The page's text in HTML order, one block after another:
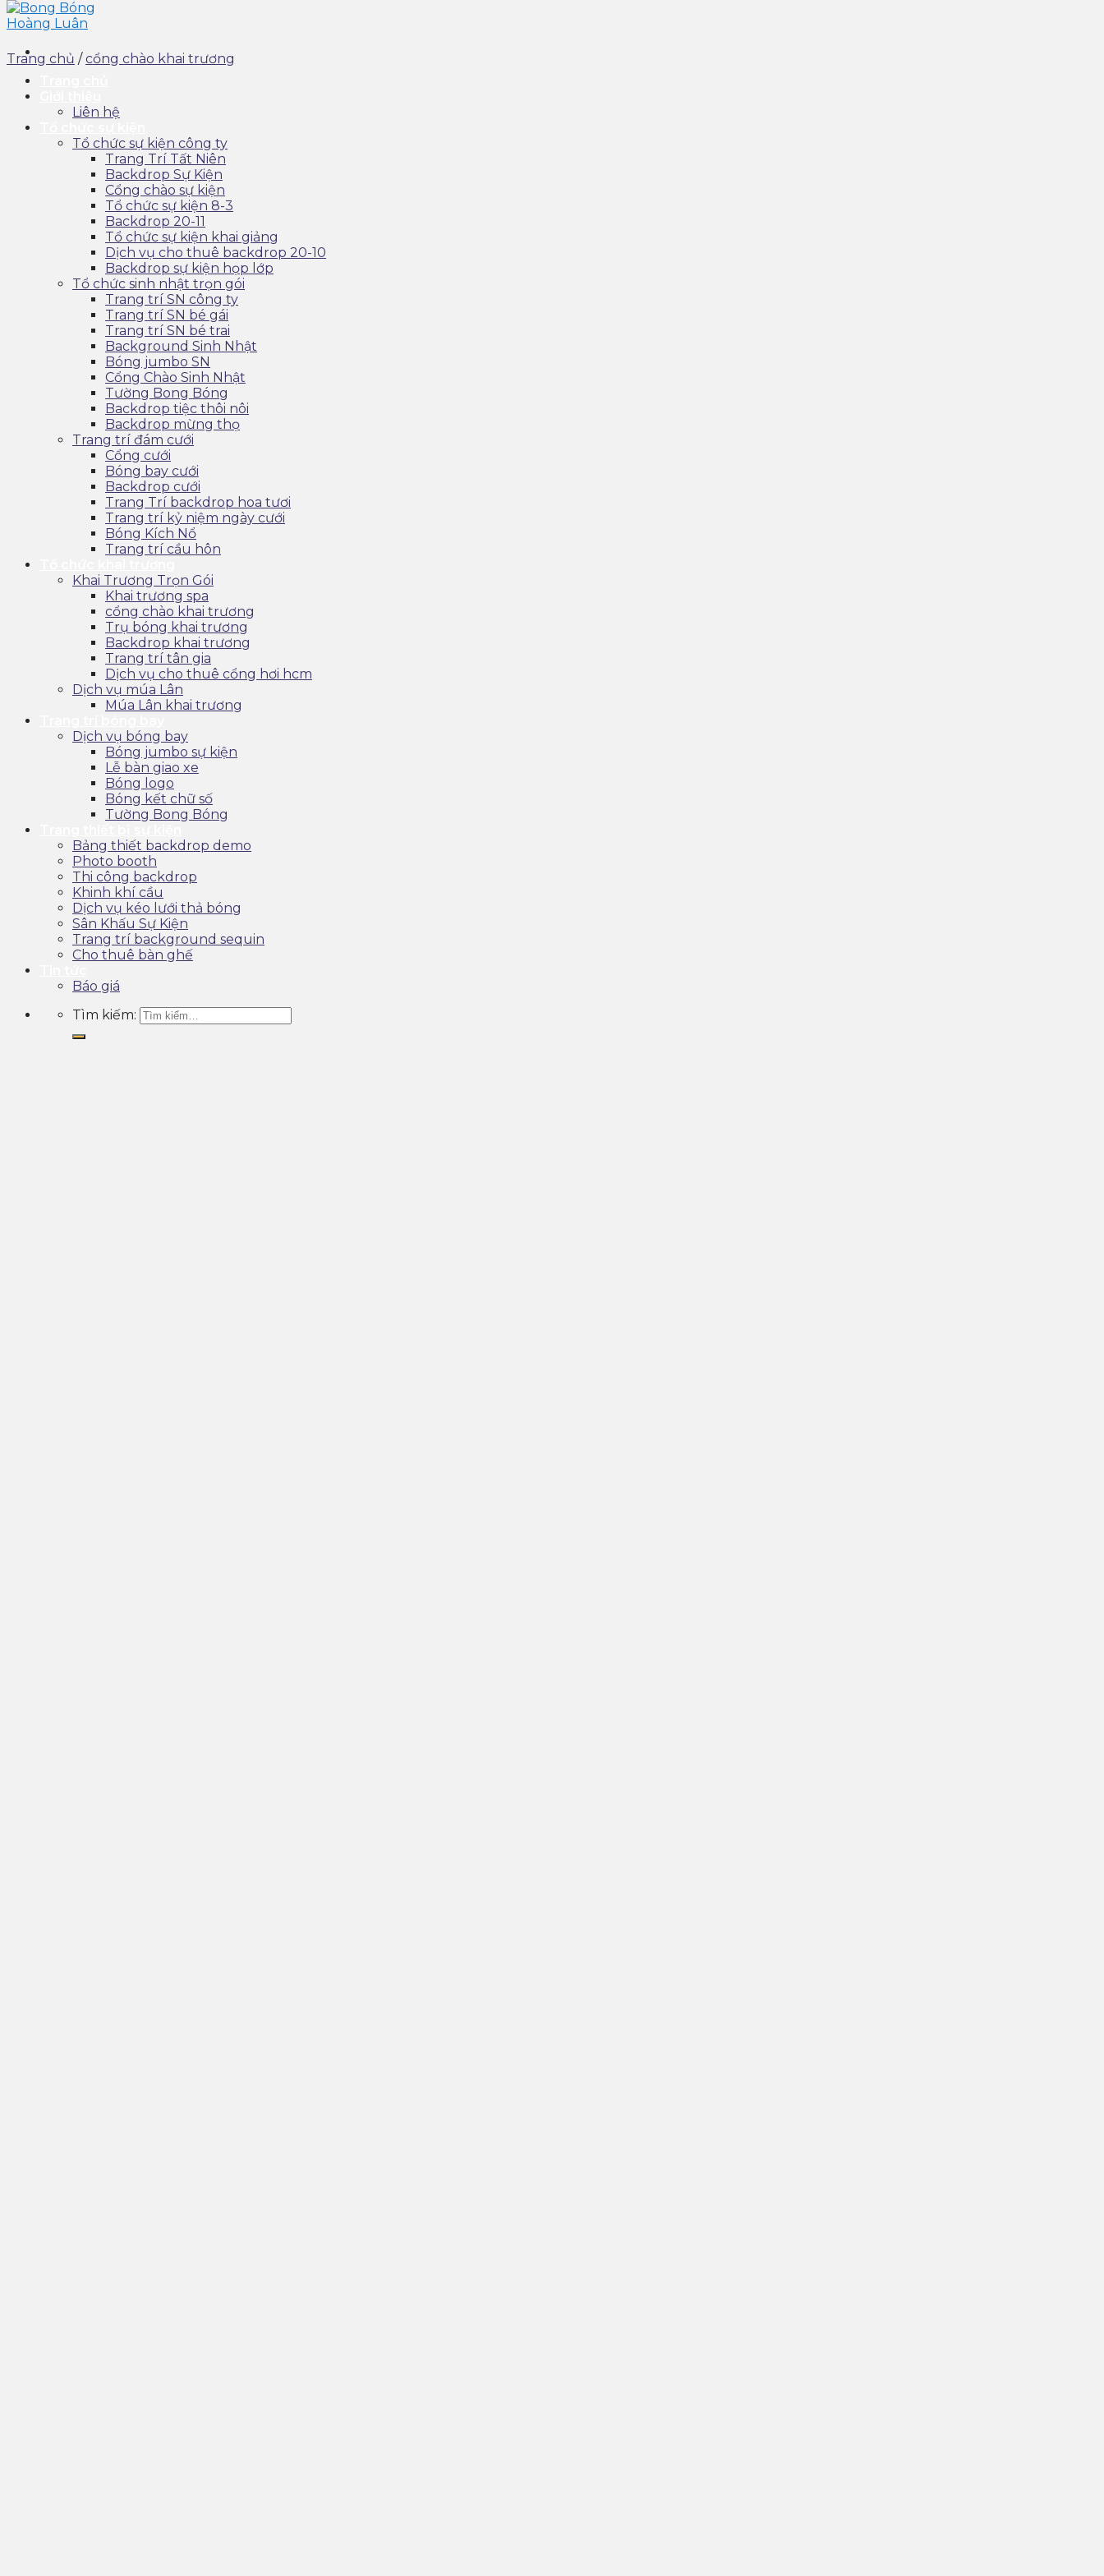
Liên hệ
Tổ chức sự kiện công ty
Trang Trí Tất Niên
Backdrop Sự Kiện
Cổng chào sự kiện
Tổ chức sự kiện 8-3
Backdrop 20-11
Tổ chức sự kiện khai giảng
Dịch vụ cho thuê backdrop 20-10
Backdrop sự kiện họp lớp
Tổ chức sinh nhật trọn gói
Trang trí SN công ty
Trang trí SN bé gái
Trang trí SN bé trai
Background Sinh Nhật
Bóng jumbo SN
Cổng Chào Sinh Nhật
Tường Bong Bóng
Backdrop tiệc thôi nôi
Backdrop mừng thọ
Trang trí đám cưới
Cổng cưới
Bóng bay cưới
Backdrop cưới
Trang Trí backdrop hoa tươi
Trang trí kỷ niệm ngày cưới
Bóng Kích Nổ
Trang trí cầu hôn
Khai Trương Trọn Gói
Khai trương spa
cổng chào khai trương
Trụ bóng khai trương
Backdrop khai trương
Trang trí tân gia
Dịch vụ cho thuê cổng hơi hcm
Dịch vụ múa Lân
Múa Lân khai trương
Dịch vụ bóng bay
Bóng jumbo sự kiện
Lễ bàn giao xe
Bóng logo
Bóng kết chữ số
Tường Bong Bóng
Bảng thiết backdrop demo
Photo booth
Thi công backdrop
Khinh khí cầu
Dịch vụ kéo lưới thả bóng
Sân Khấu Sự Kiện
Trang trí background sequin
Cho thuê bàn ghế
Báo giá
Tìm kiếm:
Trang chủ / cổng chào khai trương